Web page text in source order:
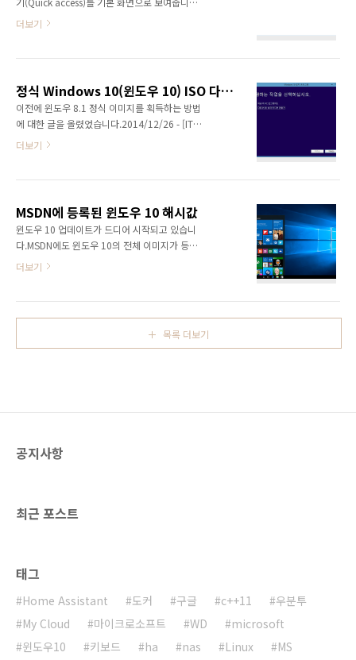
우키 + E)를 실행합니다.그리고 왼쪽에서 다운로
드에 마우스 오른쪽 버튼을 누르면 나오는 메뉴
치탭으로 다운로드 경로를 수정할 수 있습니다.
정할 수 있습니다.원하는 경로를 선택해서 변경
한 이후에 확인을 누르면 정상적..
기존의 파일 탐색기가 내 PC를 시작 화면으로
보기 메뉴의 옵션을 클릭합니다. 보기 메뉴는 있
는데 아래의 옵션 메뉴 등이 보이지 않을 경우에
는 보기를 더블클릭하면 표시가 됩니다. 바로 상
단에 파일 탐색기 열기 옵션이 보입니다. 기본 설
정으로 바로 가기가 적용되어 있는데 이 부분을
적용이 완료됩니다. 다시 파일 탐색기를 켜면 정
습니다. 해당 기능은 아래 레지스트리 경로에서
도..
더보기
정식 Windows 10(윈도우 10) ISO 다운로드
이전에 윈도우 8.1 정식 이미지를 획득하는 방법
에 대한 글을 올렸었습니다.2014/12/26 - [IT/
컴퓨터/Tip&Tech] - 정식 Windows 8.1 ISO
kr/software-download/windows1064비
트, 32비트를 선택한 이후에 다운로드를 받으면
됩니다.다른 PC용 설치 미디어 만들기를 선택해
서 ISO를 저장합니다.아래와 같이 에디션을 선
을 누르면 다음과 같이 ISO를 선택할 수 있습니
더보기
MSDN에 등록된 윈도우 10 해시값
윈도우 10 업데이트가 드디어 시작되고 있습니
다.MSDN에도 윈도우 10의 전체 이미지가 등록
되었습니다.윈도우 10의 각 에디션의 특징은 아
Edition)과 프로 에디션(Pro Edition)입니다.두
더보기
목록 더보기
공지사항
최근 포스트
태그
Home Assistant 도커 구글 c++11
우분투
My Cloud
마이크로소프트 WD
microsoft
윈도우10
키보드 ha nas Linux
MS